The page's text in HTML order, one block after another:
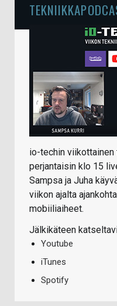
io-techin
perjantaisin klo 15
Sampsa ja Juha
viikon ajalta
mobiiliaiheet.
Jälkikäteen
Youtube
iTunes
Spotify